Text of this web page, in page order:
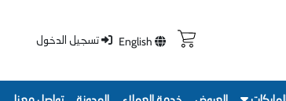
English تسجيل الدخول